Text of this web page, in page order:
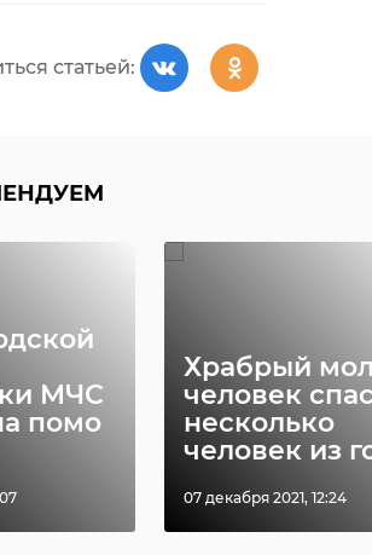
статьей:
МЧС
помо
Храбрый
человек
несколько
человек из
07 декабря 2021, 12:24